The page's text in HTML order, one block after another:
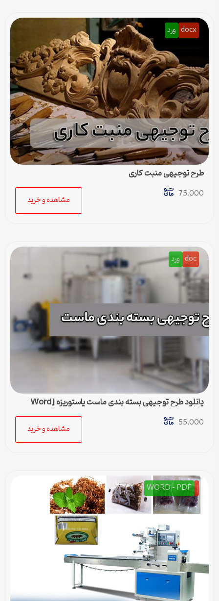
docx ورد
طرح توجیهی منبت کاری
75,000
مشاهده و خرید
doc ورد
دانلود طرح توجیهی بسته بندی ماست پاستوریزه [Word
قابل ویرایش]
55,000
مشاهده و خرید
WORD - PDF